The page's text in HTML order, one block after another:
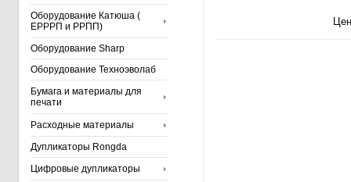
Оборудование Катюша (
ЕРРРП и РРПП)
Оборудование Sharp
Оборудование Техноэволаб
Бумага и материалы для
печати
Расходные материалы
Дупликаторы Rongda
Цифровые дупликаторы